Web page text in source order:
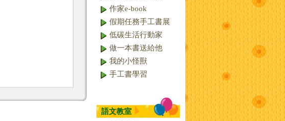
作家e-book
假期任務手工書展
低碳生活行動家
做一本書送給他
我的小怪獸
手工書學習
語文教室